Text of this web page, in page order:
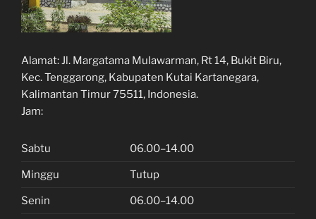
Alamat:Jl. Margatama Mulawarman, Rt 14, Bukit Biru,
Kec. Tenggarong, Kabupaten Kutai Kartanegara,
Kalimantan Timur 75511, Indonesia.
Jam:
Sabtu 06.00–14.00
Minggu Tutup
Senin 06.00–14.00